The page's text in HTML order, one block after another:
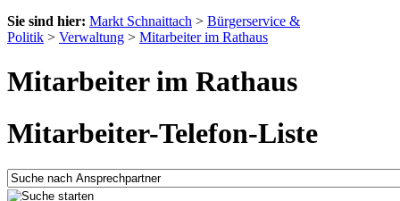
Sie sind hier: Markt Schnaittach > Bürgerservice &
Politik > Verwaltung > Mitarbeiter im Rathaus
Mitarbeiter im Rathaus
Mitarbeiter-Telefon-Liste